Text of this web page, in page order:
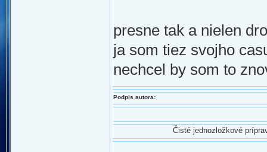
presne tak a nielen
ja som tiez svojho
nechcel by som to
Podpis autora:
Čisté jednozložkové